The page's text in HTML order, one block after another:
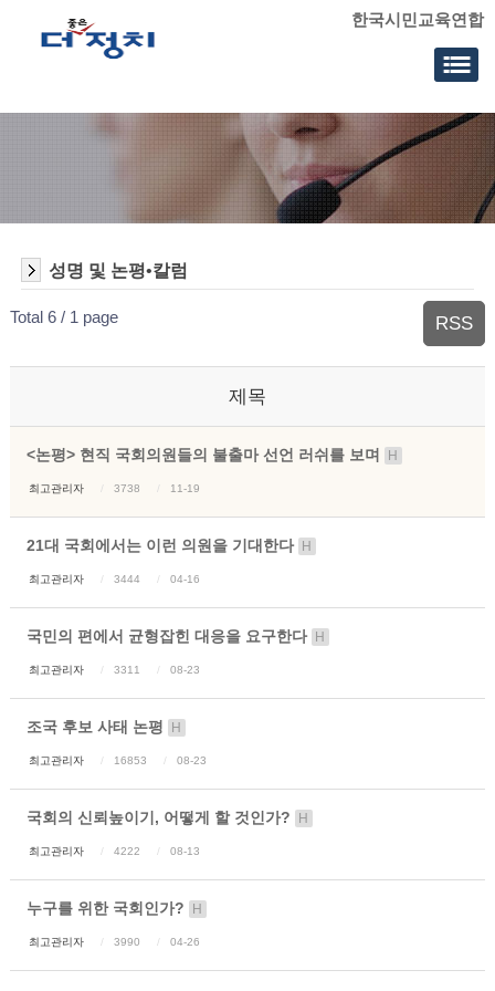
한국시민교육연합
성명 및 논평•칼럼
Total 6 /1 page RSS
제목
<논평> 현직 국회의원들의 불출마 선언 러쉬를 보며 H
최고관리자 3738 11-19
21대 국회에서는 이런 의원을 기대한다 H
최고관리자 3444 04-16
국민의 편에서 균형잡힌 대응을 요구한다 H
최고관리자 3311 08-23
조국 후보 사태 논평 H
최고관리자 16853 08-23
국회의 신뢰높이기, 어떻게 할 것인가? H
최고관리자 4222 08-13
누구를 위한 국회인가? H
최고관리자 3990 04-26